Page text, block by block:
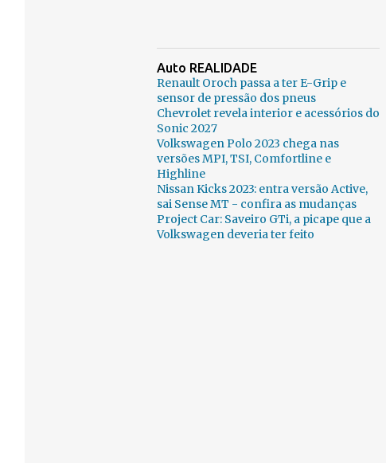
Auto REALIDADE
Renault Oroch passa a ter E-Grip e
sensor de pressão dos pneus
Chevrolet revela interior e acessórios do
Sonic 2027
Volkswagen Polo 2023 chega nas
versões MPI, TSI, Comfortline e
Highline
Nissan Kicks 2023: entra versão Active,
sai Sense MT - confira as mudanças
Project Car: Saveiro GTi, a picape que a
Volkswagen deveria ter feito